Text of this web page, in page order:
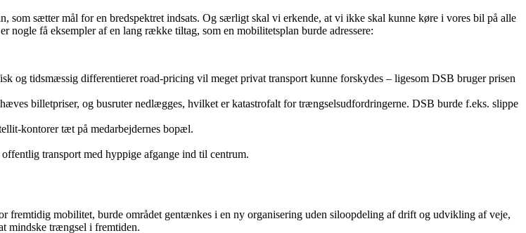
sætter mål for en bredspektret indsats. Og særligt skal vi erkende, at vi ikke skal kunne køre i vores bil på alle
få eksempler af en lang række tiltag, som en mobilitetsplan burde adressere:
og tidsmæssig differentieret road-pricing vil meget privat transport kunne forskydes – ligesom DSB bruger prisen
billetpriser, og busruter nedlægges, hvilket er katastrofalt for trængselsudfordringerne. DSB burde f.eks. slippe
kontorer tæt på medarbejdernes bopæl.
transport med hyppige afgange ind til centrum.
fremtidig mobilitet, burde området gentænkes i en ny organisering uden siloopdeling af drift og udvikling af veje,
mindske trængsel i fremtiden.